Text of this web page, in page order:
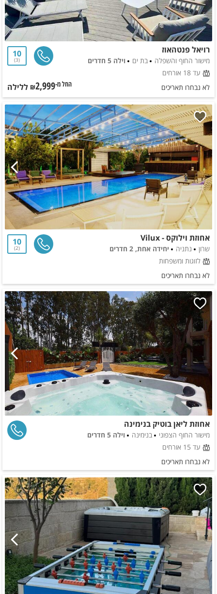
רויאל פנטהאוז
מישור החוף והשפלה בת ים
וילה 5 חדרים
עד 18 אורחים
10
3
לא נבחרו תאריכים החל מ-₪2,999 ללילה
אחוזת וילוקס - Vilux
שרון נתניה
יחידה אחת, 2 חדרים
לזוגות ומשפחות
10
2
לא נבחרו תאריכים
אחוזת ליאן בוטיק בנימינה
מישור החוף הצפוני בנימינה
וילה 5 חדרים
עד 15 אורחים
לא נבחרו תאריכים